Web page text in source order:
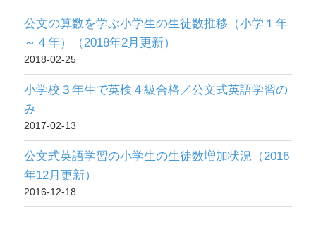
公文の算数を学ぶ小学生の生徒数推移（小学１年
～４年）（2018年2月更新）
2018-02-25
小学校３年生で英検４級合格／公文式英語学習の
み
2017-02-13
公文式英語学習の小学生の生徒数増加状況（2016
年12月更新）
2016-12-18